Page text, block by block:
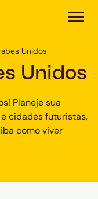
Unidos
Unidos
Planeje sua
cidades futuristas,
como viver